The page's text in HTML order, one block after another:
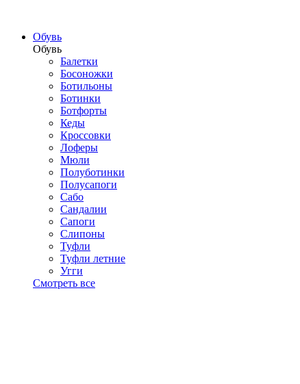
Обувь
Обувь
Балетки
Босоножки
Ботильоны
Ботинки
Ботфорты
Кеды
Кроссовки
Лоферы
Мюли
Полуботинки
Полусапоги
Сабо
Сандалии
Сапоги
Слипоны
Туфли
Туфли летние
Угги
Смотреть все